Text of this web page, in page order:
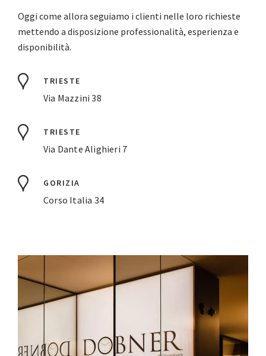
Oggi come allora seguiamo i clienti nelle loro richieste
mettendo a disposizione professionalità, esperienza e
disponibilità.
TRIESTE
Via Mazzini 38
TRIESTE
Via Dante Alighieri 7
GORIZIA
Corso Italia 34